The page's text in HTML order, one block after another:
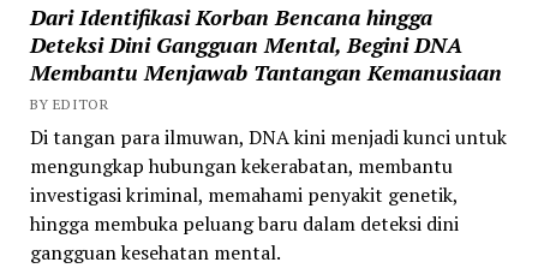
Dari Identifikasi Korban Bencana hingga
Deteksi Dini Gangguan Mental, Begini DNA
Membantu Menjawab Tantangan Kemanusiaan
BY EDITOR
Di tangan para ilmuwan, DNA kini menjadi kunci untuk
mengungkap hubungan kekerabatan, membantu
investigasi kriminal, memahami penyakit genetik,
hingga membuka peluang baru dalam deteksi dini
gangguan kesehatan mental.